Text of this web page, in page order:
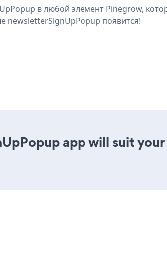
в любой элемент Pinegrow,
newsletterSignUpPopup появится!
app will suit your